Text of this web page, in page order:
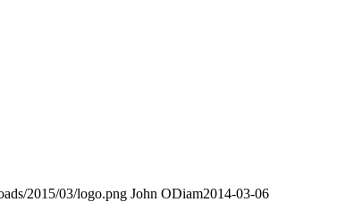
2015/03/logo.png John ODiam2014-03-06